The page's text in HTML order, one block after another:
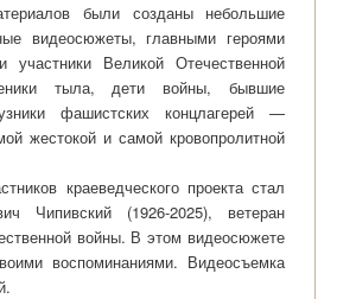
были созданы небольшие
видеосюжеты, главными героями
участники Великой Отечественной
тыла, дети войны, бывшие
фашистских концлагерей —
жестокой и самой кровопролитной
краеведческого проекта стал
Чипивский (1926-2025), ветеран
войны. В этом видеосюжете
воспоминаниями. Видеосъемка